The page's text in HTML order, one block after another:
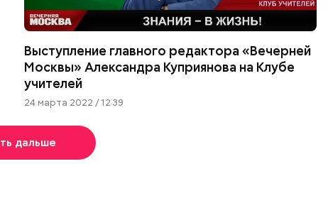
Выступление главного редактора «Вечерней
Москвы» Александра Куприянова на Клубе
учителей
24 марта 2022 / 12:39
дальше